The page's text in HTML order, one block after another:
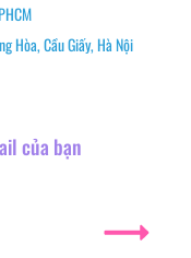
Hòa, Cầu Giấy, Hà Nội
của bạn